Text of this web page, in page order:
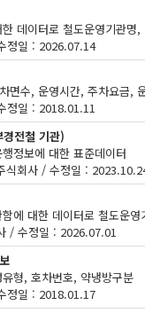
정일 : 2026.07.14
면수, 운영시간, 주차요금,
정일 : 2018.01.11
전철 기관)
정보에 대한 표준데이터
식회사 / 수정일 :
/ 수정일 : 2026.07.01
형, 호차번호, 약냉방구분
정일 : 2018.01.17